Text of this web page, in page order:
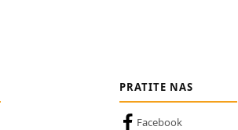
PRATITE NAS
Facebook